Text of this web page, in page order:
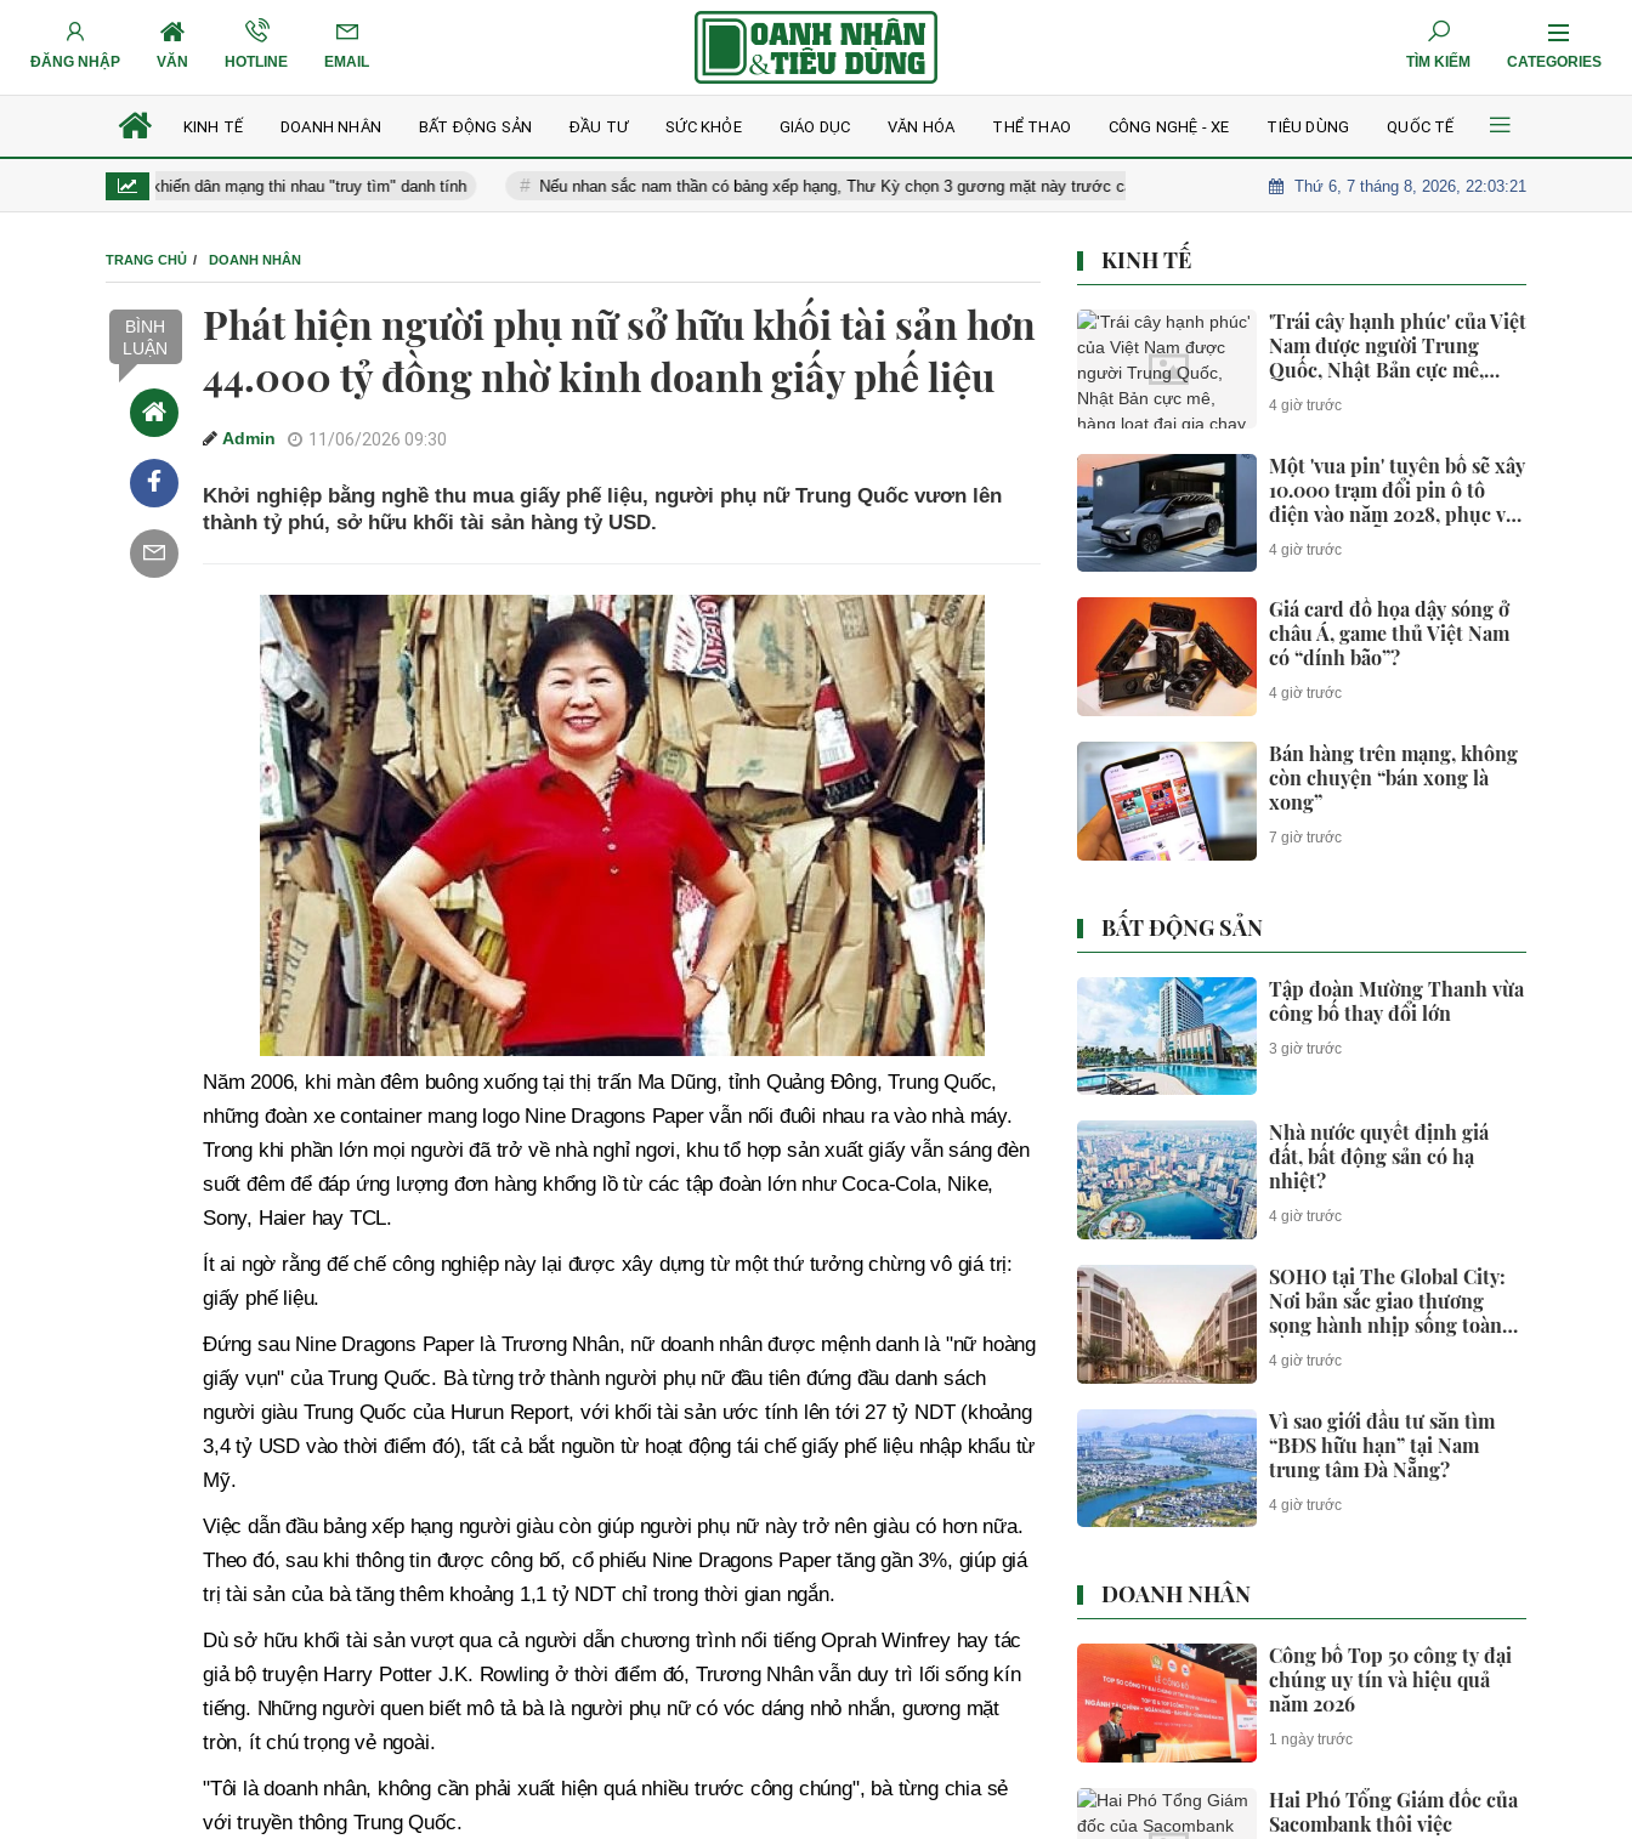
ĐĂNG NHẬP VĂN HOTLINE EMAIL TÌM KIẾM CATEGORIES
KINH TẾ DOANH NHÂN BẤT ĐỘNG SẢN ĐẦU TƯ SỨC KHỎE GIÁO DỤC VĂN HÓA THỂ THAO CÔNG NGHỆ - XE TIÊU DÙNG QUỐC TẾ
hút mắt khiến dân mạng thi nhau "truy tìm" danh tính Nếu nhan sắc nam thần có bảng xếp hạng, Thư Kỳ chọn 3 gương mặt này trước cả chồng mình Cặp diễn viên phim giờ vàng Việt vừa công khai yêu đã
Thứ 6, 7 tháng 8, 2026, 22:03:22
TRANG CHỦ DOANH NHÂN
BÌNH
LUẬN
Phát hiện người phụ nữ sở hữu khối tài sản hơn
44.000 tỷ đồng nhờ kinh doanh giấy phế liệu
Admin 11/06/2026 09:30
Khởi nghiệp bằng nghề thu mua giấy phế liệu, người phụ nữ Trung Quốc vươn lên
thành tỷ phú, sở hữu khối tài sản hàng tỷ USD.
Năm 2006, khi màn đêm buông xuống tại thị trấn Ma Dũng, tỉnh Quảng Đông, Trung Quốc,
những đoàn xe container mang logo Nine Dragons Paper vẫn nối đuôi nhau ra vào nhà máy.
Trong khi phần lớn mọi người đã trở về nhà nghỉ ngơi, khu tổ hợp sản xuất giấy vẫn sáng đèn
suốt đêm để đáp ứng lượng đơn hàng khổng lồ từ các tập đoàn lớn như Coca-Cola, Nike,
Sony, Haier hay TCL.
Ít ai ngờ rằng đế chế công nghiệp này lại được xây dựng từ một thứ tưởng chừng vô giá trị:
giấy phế liệu.
Đứng sau Nine Dragons Paper là Trương Nhân, nữ doanh nhân được mệnh danh là "nữ hoàng
giấy vụn" của Trung Quốc. Bà từng trở thành người phụ nữ đầu tiên đứng đầu danh sách
người giàu Trung Quốc của Hurun Report, với khối tài sản ước tính lên tới 27 tỷ NDT (khoảng
3,4 tỷ USD vào thời điểm đó), tất cả bắt nguồn từ hoạt động tái chế giấy phế liệu nhập khẩu từ
Mỹ.
Việc dẫn đầu bảng xếp hạng người giàu còn giúp người phụ nữ này trở nên giàu có hơn nữa.
Theo đó, sau khi thông tin được công bố, cổ phiếu Nine Dragons Paper tăng gần 3%, giúp giá
trị tài sản của bà tăng thêm khoảng 1,1 tỷ NDT chỉ trong thời gian ngắn.
Dù sở hữu khối tài sản vượt qua cả người dẫn chương trình nổi tiếng Oprah Winfrey hay tác
giả bộ truyện Harry Potter J.K. Rowling ở thời điểm đó, Trương Nhân vẫn duy trì lối sống kín
tiếng. Những người quen biết mô tả bà là người phụ nữ có vóc dáng nhỏ nhắn, gương mặt
tròn, ít chú trọng vẻ ngoài.
"Tôi là doanh nhân, không cần phải xuất hiện quá nhiều trước công chúng", bà từng chia sẻ
với truyền thông Trung Quốc.
KINH TẾ
'Trái cây hạnh phúc' của Việt
Nam được người Trung
Quốc, Nhật Bản cực mê,
hàng loạt đại gia chạy đua
mở rộng diện tích
4 giờ trước
Một 'vua pin' tuyên bố sẽ xây
10.000 trạm đổi pin ô tô
điện vào năm 2028, phục vụ
1 triệu xe mỗi ngày chỉ với 3
phút
4 giờ trước
Giá card đồ họa dậy sóng ở
châu Á, game thủ Việt Nam
có “dính bão”?
4 giờ trước
Bán hàng trên mạng, không
còn chuyện “bán xong là
xong”
7 giờ trước
BẤT ĐỘNG SẢN
Tập đoàn Mường Thanh vừa
công bố thay đổi lớn
3 giờ trước
Nhà nước quyết định giá
đất, bất động sản có hạ
nhiệt?
4 giờ trước
SOHO tại The Global City:
Nơi bản sắc giao thương
song hành nhịp sống toàn
cầu
4 giờ trước
Vì sao giới đầu tư săn tìm
“BĐS hữu hạn” tại Nam
trung tâm Đà Nẵng?
4 giờ trước
DOANH NHÂN
Công bố Top 50 công ty đại
chúng uy tín và hiệu quả
năm 2026
1 ngày trước
Hai Phó Tổng Giám đốc của
Sacombank thôi việc